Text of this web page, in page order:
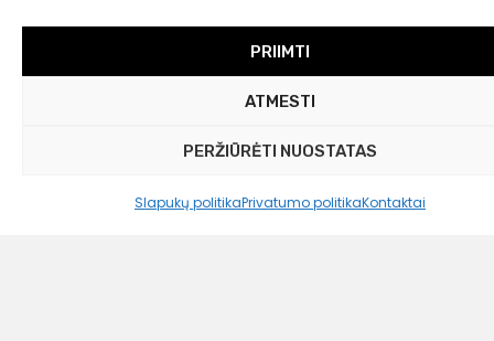
PRIIMTI
ATMESTI
PERŽIŪRĖTI NUOSTATAS
Slapukų politikaPrivatumo politikaKontaktai
Puodeliai „Jose“, 6 vnt.
Liko tik 1 vnt.